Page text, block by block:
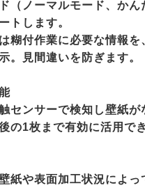
（ノーマルモード、かん
トします。
糊付作業に必要な情報を
。見間違いを防ぎます。
センサーで検知し壁紙が
の1枚まで有効に活用で
紙や表面加工状況によっ